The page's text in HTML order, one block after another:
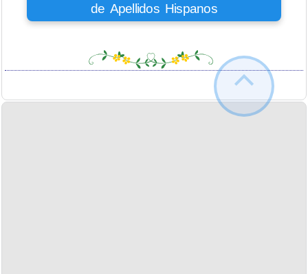
de Apellidos Hispanos